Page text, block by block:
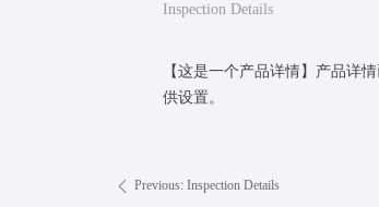
Inspection Details
ꄴ Previous: Inspection Details
【这是一个产品详情】产品详
供设置。